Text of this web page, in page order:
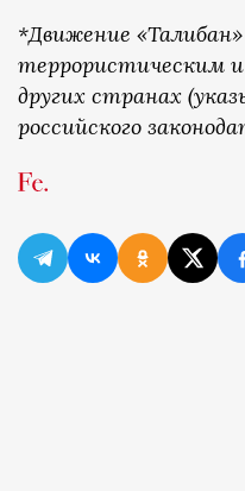
*Движение
террористическим
других странах
российского